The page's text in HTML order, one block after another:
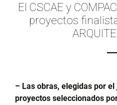
El CSCAE y
proyectos
– Las obras, elegidas por
proyectos seleccionados